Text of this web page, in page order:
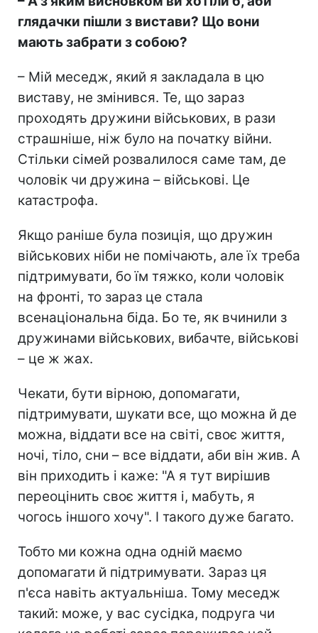
глядачки пішли з вистави? Що вони
мають забрати з собою?
– Мій меседж, який я закладала в цю
виставу, не змінився. Те, що зараз
проходять дружини військових, в рази
страшніше, ніж було на початку війни.
Стільки сімей розвалилося саме там, де
чоловік чи дружина – військові. Це
катастрофа.
Якщо раніше була позиція, що дружин
військових ніби не помічають, але їх треба
підтримувати, бо їм тяжко, коли чоловік
на фронті, то зараз це стала
всенаціональна біда. Бо те, як вчинили з
дружинами військових, вибачте, військові
– це ж жах.
Чекати, бути вірною, допомагати,
підтримувати, шукати все, що можна й де
можна, віддати все на світі, своє життя,
ночі, тіло, сни – все віддати, аби він жив. А
він приходить і каже: "А я тут вирішив
переоцінить своє життя і, мабуть, я
чогось іншого хочу". І такого дуже багато.
Тобто ми кожна одна одній маємо
допомагати й підтримувати. Зараз ця
п'єса навіть актуальніша. Тому меседж
такий: може, у вас сусідка, подруга чи